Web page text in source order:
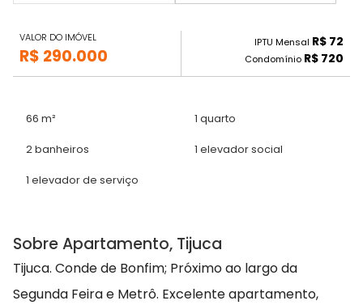
VALOR DO IMÓVEL
R$ 290.000
IPTU Mensal R$ 72
Condomínio R$ 720
66 m² 1 quarto
2 banheiros 1 elevador social
1 elevador de serviço
Sobre Apartamento, Tijuca
Tijuca. Conde de Bonfim; Próximo ao largo da
Segunda Feira e Metrô. Excelente apartamento,